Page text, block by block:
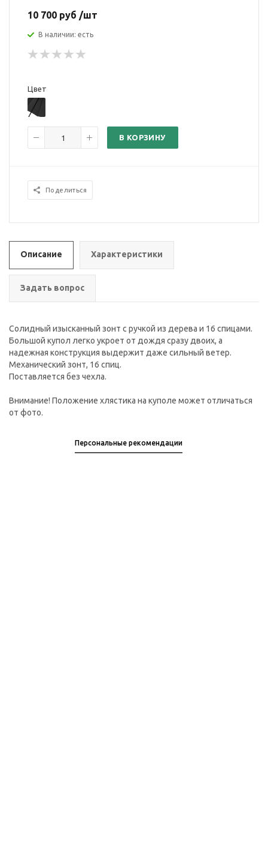
10 700 руб /шт
В наличии: есть
Цвет
В КОРЗИНУ
Поделиться
Описание Характеристики
Задать вопрос
Солидный изысканный зонт с ручкой из дерева и 16 спицами.
Большой купол легко укроет от дождя сразу двоих, а
надежная конструкция выдержит даже сильный ветер.
Механический зонт, 16 спиц.
Поставляется без чехла.
Внимание! Положение хлястика на куполе может отличаться
от фото.
Персональные рекомендации